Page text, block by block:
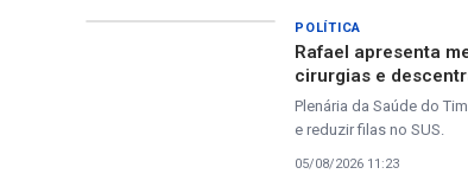
POLÍTICA
Rafael apresenta
cirurgias e
Plenária da Saúde do
e reduzir filas no SUS.
05/08/2026 11:23